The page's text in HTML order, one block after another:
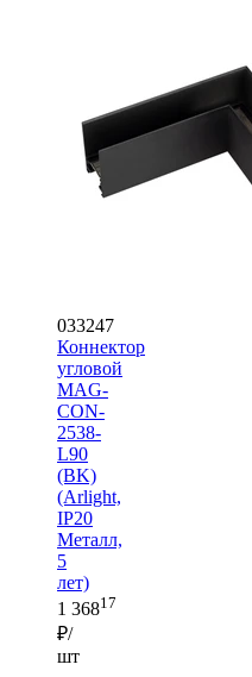
033247
Коннектор
угловой
MAG-
CON-
2538-
L90
(BK)
(Arlight,
IP20
Металл,
5
лет)
1 36817
₽/
шт